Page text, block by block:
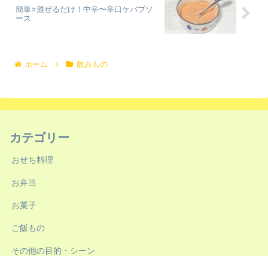
簡単⭐混ぜるだけ！中辛〜辛口ケバブソ
ース
ホーム 飲みもの
カテゴリー
おせち料理
お弁当
お菓子
ご飯もの
その他の目的・シーン